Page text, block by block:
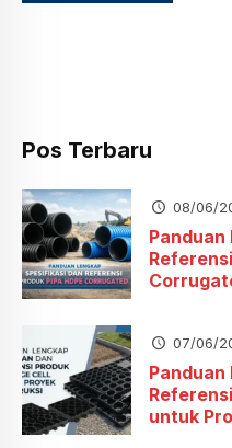
Pos Terbaru
08/06/
Panduan
07/06/
Panduan
untuk